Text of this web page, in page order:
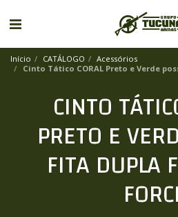
Início CATÁLOGO
Acessórios
Cinto Tático CORAL Preto e Verde
CINTO
PRETO E
FITA DUPLA